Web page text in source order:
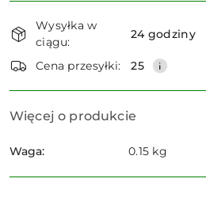
i
dostawa
Wysyłka w
ciągu:
24 godziny
Cena przesyłki: 25
Więcej o produkcie
Waga: 0.15 kg